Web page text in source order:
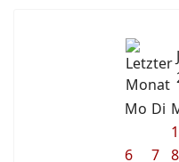
Mo Di
1
6
7 8